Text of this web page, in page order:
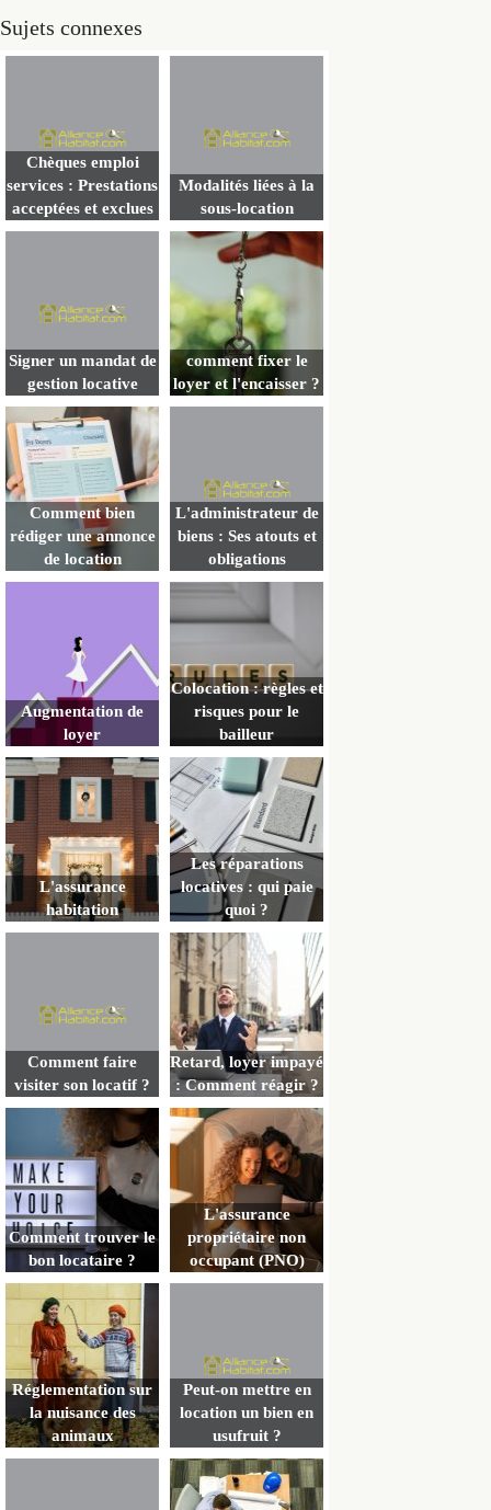
Sujets connexes
Chèques emploi
services : Prestations
acceptées et exclues
Modalités liées à la
sous-location
Signer un mandat de
gestion locative
comment fixer le
loyer et l'encaisser ?
Comment bien
rédiger une annonce
de location
L'administrateur de
biens : Ses atouts et
obligations
Augmentation de
loyer
Colocation : règles et
risques pour le
bailleur
L'assurance
habitation
Les réparations
locatives : qui paie
quoi ?
Comment faire
visiter son locatif ?
Retard, loyer impayé
: Comment réagir ?
Comment trouver le
bon locataire ?
L'assurance
propriétaire non
occupant (PNO)
Réglementation sur
la nuisance des
animaux
Peut-on mettre en
location un bien en
usufruit ?